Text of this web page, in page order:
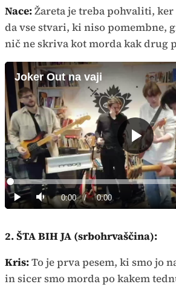
Nace:Žareta je treba pohvaliti,
da vse stvari, ki niso pomembne,
nič ne skriva kot morda kak drug
Joker Out na vaji
Predvajaj
Tiho Current
0:00 / Duration
0:00
Loaded:
0%
2. ŠTA BIH JA (srbohrvaščina):
Kris:To je prva pesem, ki smo jo
in sicer smo morda po kakem